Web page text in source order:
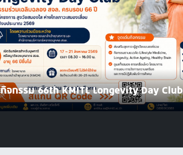
กิจกรรม 66th KMITL Longevity Day Club